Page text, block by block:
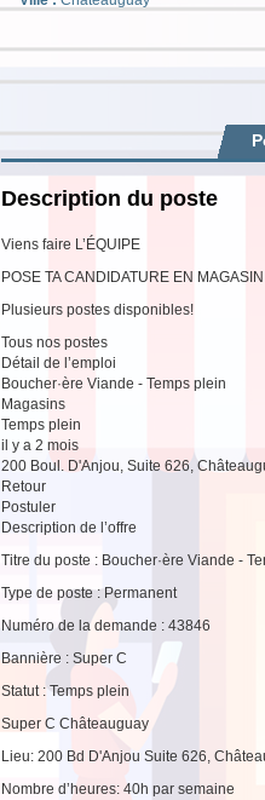
Description du poste
Viens faire L’ÉQUIPE
POSE TA CANDIDATURE EN
Plusieurs postes disponibles!
Tous nos postes
Détail de l’emploi
Boucher·ère Viande - Temps plein
Magasins
Temps plein
il y a 2 mois
200 Boul. D'Anjou, Suite 626,
Retour
Postuler
Description de l’offre
Titre du poste : Boucher·ère Viande -
Type de poste : Permanent
Numéro de la demande : 43846
Bannière : Super C
Statut : Temps plein
Super C Châteauguay
Lieu: 200 Bd D'Anjou Suite 626,
Nombre d’heures: 40h par semaine